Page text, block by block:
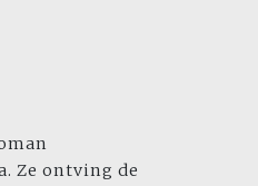
Ze ontving de